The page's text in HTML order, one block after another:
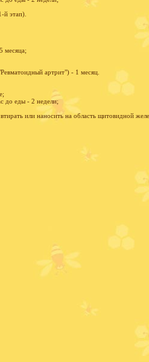
этап).
месяца;
артрит") - 1 месяц.
до еды - 2 недели;
или наносить на область щитовидной